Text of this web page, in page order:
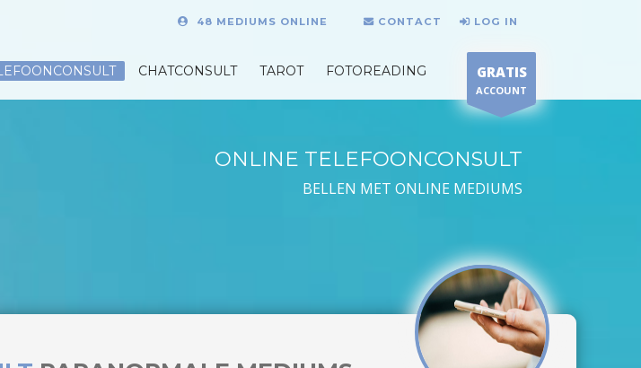
48 MEDIUMS ONLINE CONTACT LOG IN
CHATCONSULT TAROT FOTOREADING GRATIS
ACCOUNT
ONLINE TELEFOONCONSULT
BELLEN MET ONLINE MEDIUMS